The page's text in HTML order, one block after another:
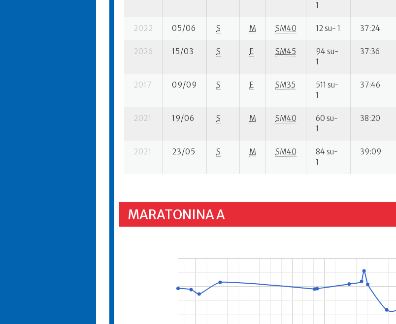
1
2022 05/06 S M SM40 12 su- 1 37:24
2026 15/03 S E SM45
94 su-
1
37:36
2017 09/09 S E SM35
511 su-
1
37:46
2021 19/06 S M SM40
60 su-
1
38:20
2021 23/05 S M SM40
84 su-
1
39:09
MARATONINA A